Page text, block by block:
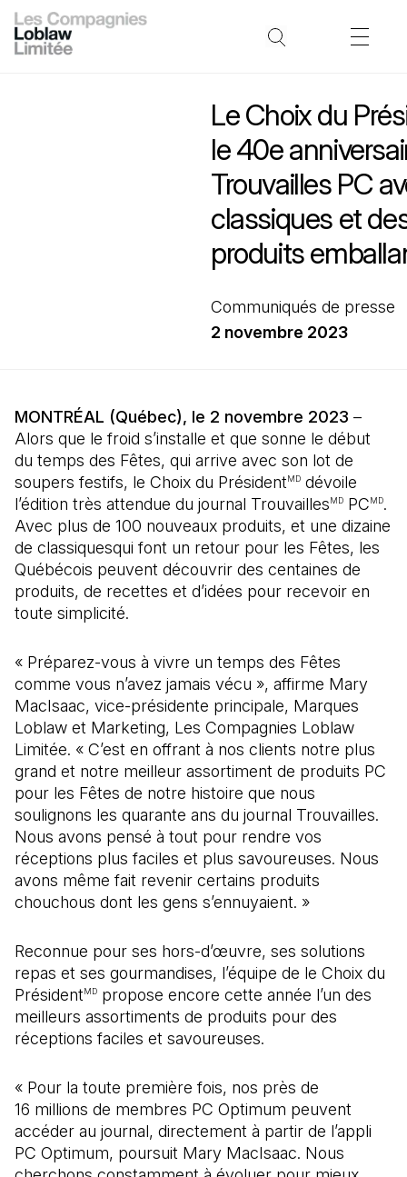
Le Choix du
le 40e
Trouvailles PC
classiques et
produits
Communiqués de presse
2 novembre 2023
MONTRÉAL (Québec), le 2 novembre 2023 –
Alors que le froid s’installe et que sonne le début
du temps des Fêtes, qui arrive avec son lot de
soupers festifs, le Choix du PrésidentMD dévoile
l’édition très attendue du journal TrouvaillesMD PCMD.
Avec plus de 100 nouveaux produits, et une dizaine
de classiquesqui font un retour pour les Fêtes, les
Québécois peuvent découvrir des centaines de
produits, de recettes et d’idées pour recevoir en
toute simplicité.
« Préparez-vous à vivre un temps des Fêtes
comme vous n’avez jamais vécu », affirme Mary
MacIsaac, vice-présidente principale, Marques
Loblaw et Marketing, Les Compagnies Loblaw
Limitée. « C’est en offrant à nos clients notre plus
grand et notre meilleur assortiment de produits PC
pour les Fêtes de notre histoire que nous
soulignons les quarante ans du journal Trouvailles.
Nous avons pensé à tout pour rendre vos
réceptions plus faciles et plus savoureuses. Nous
avons même fait revenir certains produits
chouchous dont les gens s’ennuyaient. »
Reconnue pour ses hors-d’œuvre, ses solutions
repas et ses gourmandises, l’équipe de le Choix du
PrésidentMD propose encore cette année l’un des
meilleurs assortiments de produits pour des
réceptions faciles et savoureuses.
« Pour la toute première fois, nos près de
16 millions de membres PC Optimum peuvent
accéder au journal, directement à partir de l’appli
PC Optimum, poursuit Mary MacIsaac. Nous